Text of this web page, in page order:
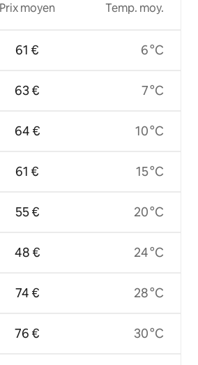
Prix moyen
61 €
63 €
64 €
61 €
55 €
48 €
74 €
76 €
Temp. moy.
6 °C
7 °C
10 °C
15 °C
20 °C
24 °C
28 °C
30 °C